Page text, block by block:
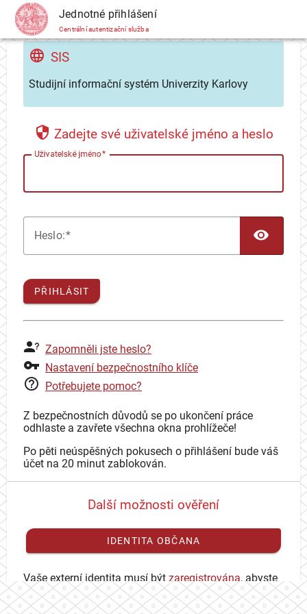
CAS Jednotné přihlášení
Centrální autentizační služba
SIS
Studijní informační systém Univerzity Karlovy
Zadejte své uživatelské jméno a heslo
Uživatelské jméno
Heslo:
PŘIHLÁSIT
Zapomněli jste heslo?
Nastavení bezpečnostního klíče
Potřebujete pomoc?
Z bezpečnostních důvodů se po ukončení práce
odhlaste a zavřete všechna okna prohlížeče!
Po pěti neúspěšných pokusech o přihlášení bude váš
účet na 20 minut zablokován.
Další možnosti ověření
IDENTITA OBČANA
Vaše externí identita musí být zaregistrována, abyste
se mohli přihlásit ke svému CAS účtu.